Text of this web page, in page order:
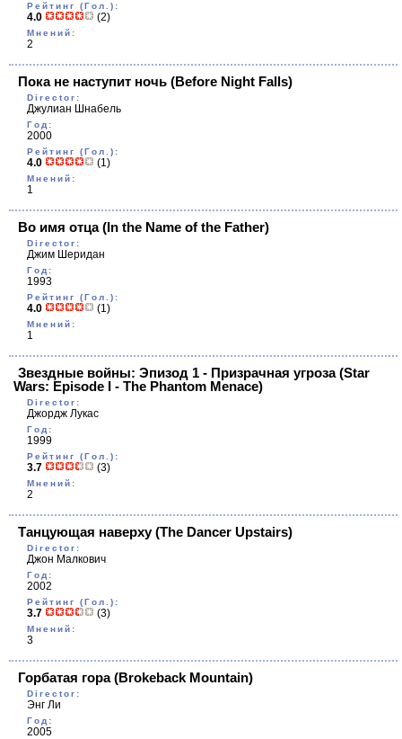
Рейтинг (Гол.):
4.0 (2)
Мнений:
2
Пока не наступит ночь (Before Night Falls)
Director:
Джулиан Шнабель
Год:
2000
Рейтинг (Гол.):
4.0 (1)
Мнений:
1
Во имя отца(In the Name of the Father)
Director:
Джим Шеридан
Год:
1993
Рейтинг (Гол.):
4.0 (1)
Мнений:
1
Звездные войны: Эпизод 1 - Призрачная угроза(Star
Wars: Episode I - The Phantom Menace)
Director:
Джордж Лукас
Год:
1999
Рейтинг (Гол.):
3.7 (3)
Мнений:
2
Танцующая наверху(The Dancer Upstairs)
Director:
Джон Малкович
Год:
2002
Рейтинг (Гол.):
3.7 (3)
Мнений:
3
Горбатая гора(Brokeback Mountain)
Director:
Энг Ли
Год:
2005